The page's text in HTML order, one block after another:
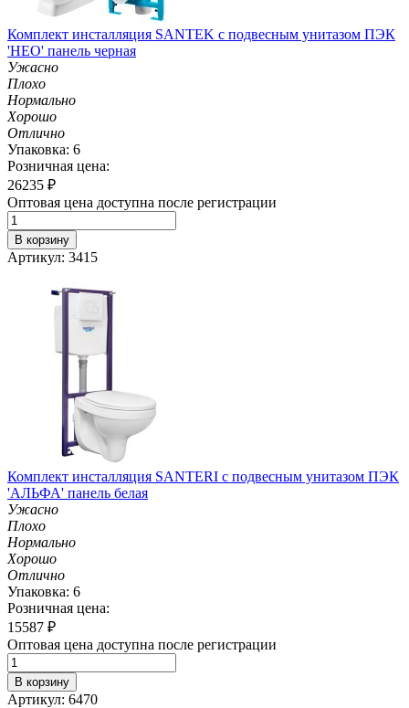
Комплект инсталляция SANTEK с подвесным унитазом ПЭК
'НЕО' панель черная
Ужасно
Плохо
Нормально
Хорошо
Отлично
Упаковка: 6
Розничная цена:
26235 ₽
Оптовая цена доступна после регистрации
В корзину
Артикул: 3415
Комплект инсталляция SANTERI с подвесным унитазом ПЭК
'АЛЬФА' панель белая
Ужасно
Плохо
Нормально
Хорошо
Отлично
Упаковка: 6
Розничная цена:
15587 ₽
Оптовая цена доступна после регистрации
В корзину
Артикул: 6470